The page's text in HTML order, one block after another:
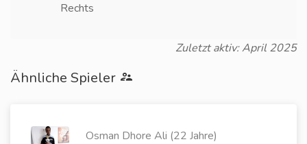
Rechts
Zuletzt aktiv: April 2025
Ähnliche Spieler
Osman Dhore Ali (22 Jahre)